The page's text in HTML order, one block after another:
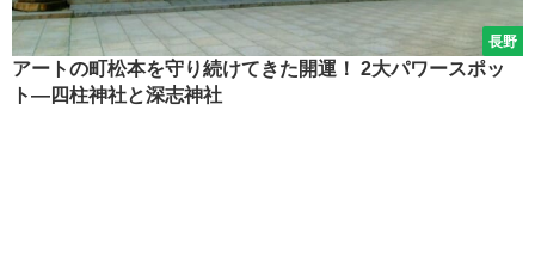
長野
アートの町松本を守り続けてきた開運！ 2大パワースポッ
ト―四柱神社と深志神社